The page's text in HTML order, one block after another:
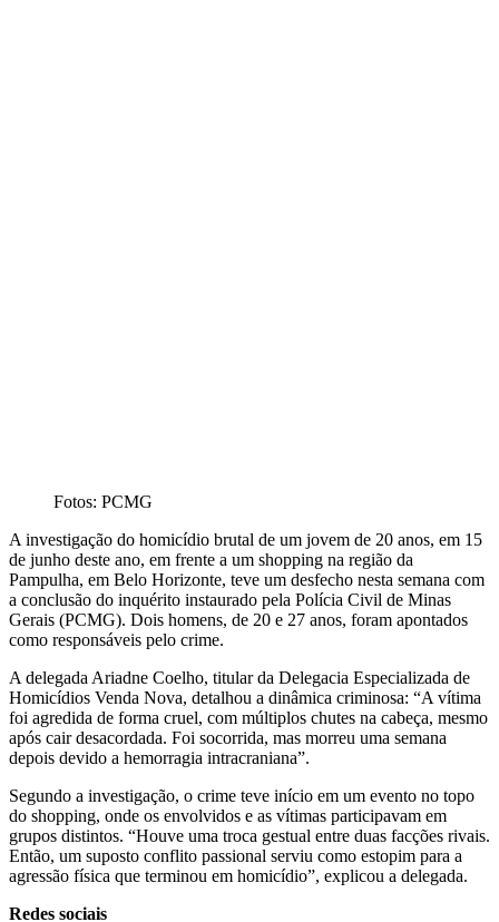
Fotos: PCMG
A investigação do homicídio brutal de um jovem de 20 anos, em 15
de junho deste ano, em frente a um shopping na região da
Pampulha, em Belo Horizonte, teve um desfecho nesta semana com
a conclusão do inquérito instaurado pela Polícia Civil de Minas
Gerais (PCMG). Dois homens, de 20 e 27 anos, foram apontados
como responsáveis pelo crime.
A delegada Ariadne Coelho, titular da Delegacia Especializada de
Homicídios Venda Nova, detalhou a dinâmica criminosa: “A vítima
foi agredida de forma cruel, com múltiplos chutes na cabeça, mesmo
após cair desacordada. Foi socorrida, mas morreu uma semana
depois devido a hemorragia intracraniana”.
Segundo a investigação, o crime teve início em um evento no topo
do shopping, onde os envolvidos e as vítimas participavam em
grupos distintos. “Houve uma troca gestual entre duas facções rivais.
Então, um suposto conflito passional serviu como estopim para a
agressão física que terminou em homicídio”, explicou a delegada.
Redes sociais